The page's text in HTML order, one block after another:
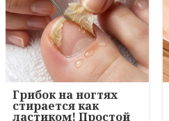
Грибок на ногтях
стирается как
ластиком! Простой